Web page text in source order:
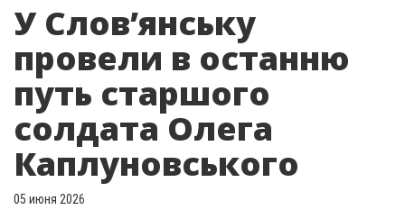
У Слов’янську
провели в останню
путь старшого
солдата Олега
Каплуновського
05 июня 2026